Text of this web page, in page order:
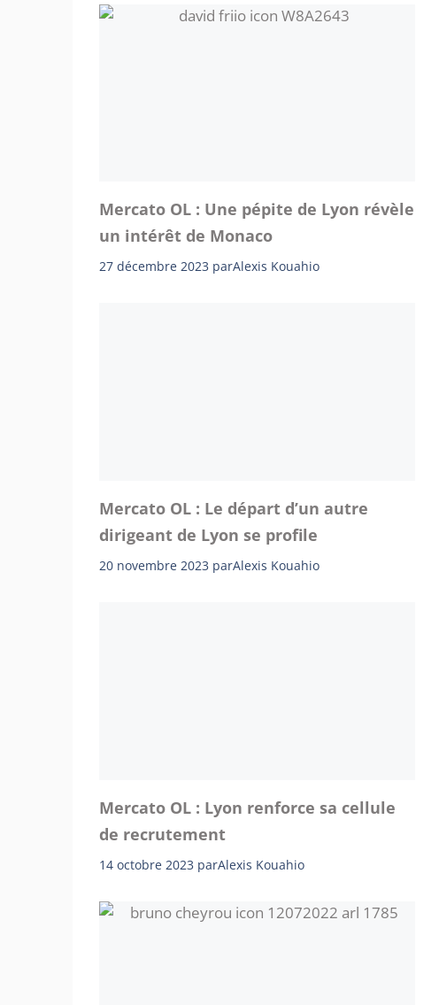
Mercato OL : Une pépite de Lyon révèle
un intérêt de Monaco
27 décembre 2023 parAlexis Kouahio
Mercato OL : Le départ d’un autre
dirigeant de Lyon se profile
20 novembre 2023 parAlexis Kouahio
Mercato OL : Lyon renforce sa cellule
de recrutement
14 octobre 2023 parAlexis Kouahio